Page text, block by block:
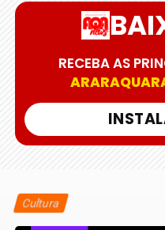
RECEBA AS
Cultura